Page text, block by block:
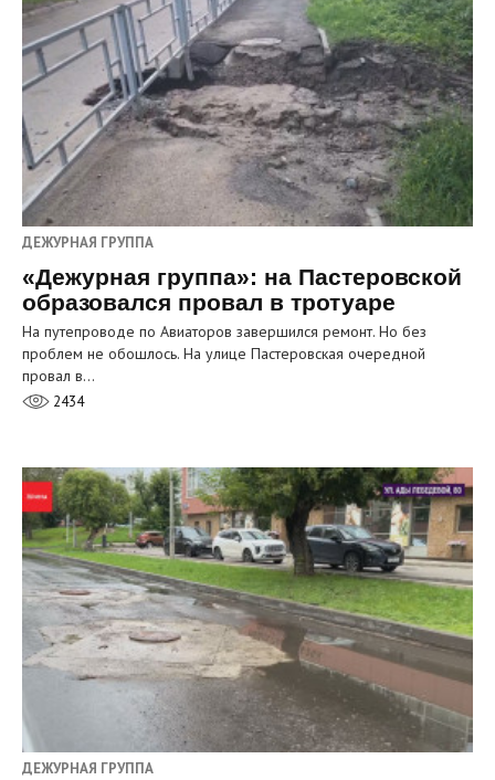
ДЕЖУРНАЯ ГРУППА
«Дежурная группа»: на Пастеровской
образовался провал в тротуаре
На путепроводе по Авиаторов завершился ремонт. Но без
проблем не обошлось. На улице Пастеровская очередной
провал в…
2434
ДЕЖУРНАЯ ГРУППА